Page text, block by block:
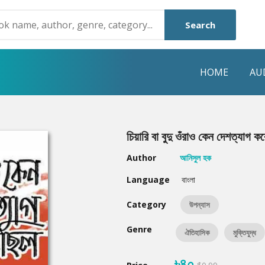
Search
HOME
Humayun Ahmed
Mouri Morium
চিয়ারি বা বুদু ওঁরাও কেন দেশত্যাগ
Author
আনিসুল হক
Language
বাংলা
Category উপন্যাস
Genre ঐতিহাসিক মুক্তিযুদ্ধ